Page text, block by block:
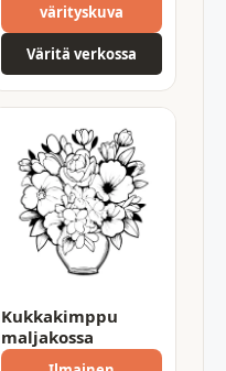
värityskuva
Väritä verkossa
Kukkakimppu
maljakossa